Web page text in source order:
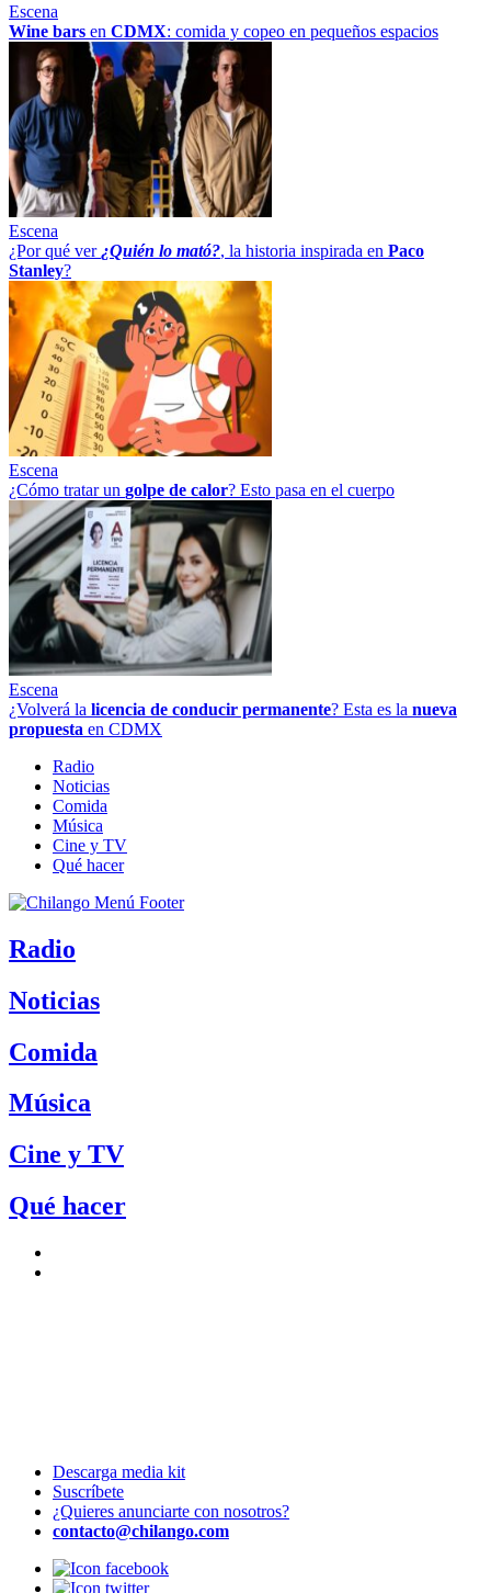
Escena
Wine bars en CDMX: comida y copeo en pequeños espacios
Escena
¿Por qué ver ¿Quién lo mató?, la historia inspirada en Paco
Stanley?
Escena
¿Cómo tratar un golpe de calor? Esto pasa en el cuerpo
Escena
¿Volverá la licencia de conducir permanente? Esta es la nueva
propuesta en CDMX
Radio
Noticias
Comida
Música
Cine y TV
Qué hacer
Radio
Noticias
Comida
Música
Cine y TV
Qué hacer
Descarga media kit
Suscríbete
¿Quieres anunciarte con nosotros?
contacto@chilango.com